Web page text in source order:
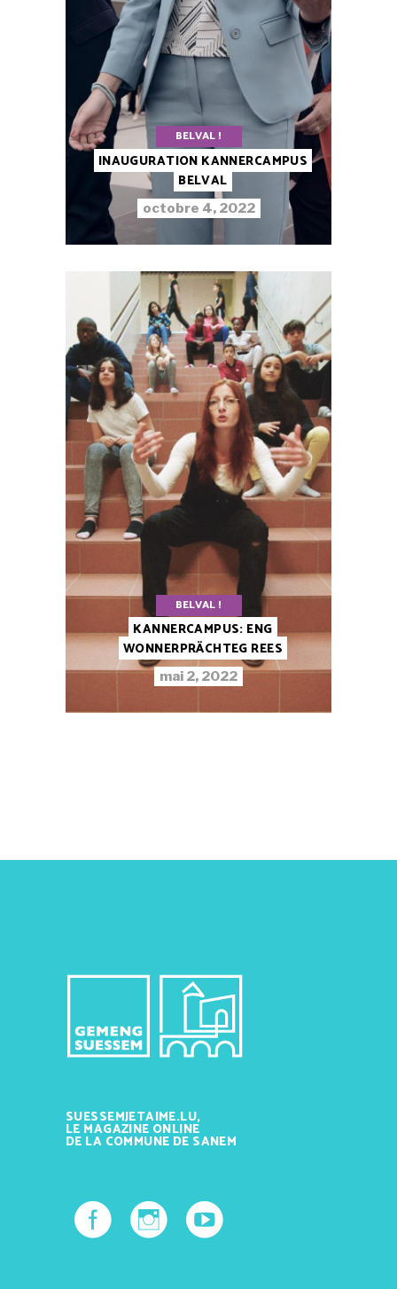
BELVAL !
INAUGURATION KANNERCAMPUS
BELVAL
octobre 4, 2022
BELVAL !
KANNERCAMPUS: ENG
WONNERPRÄCHTEG REES
mai 2, 2022
SUESSEMJETAIME.LU,
LE MAGAZINE ONLINE
DE LA COMMUNE DE SANEM